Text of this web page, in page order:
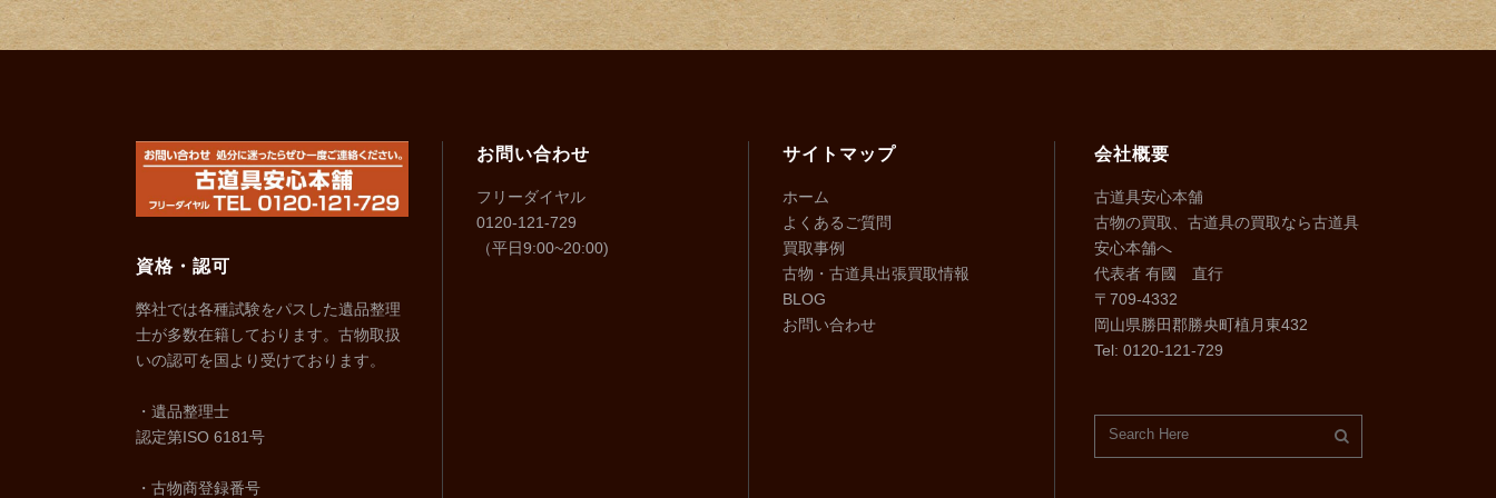
資格・認可
弊社では各種試験をパスした遺品整理
士が多数在籍しております。古物取扱
いの認可を国より受けております。
・遺品整理士
認定第ISO 6181号
・古物商登録番号
お問い合わせ
フリーダイヤル
0120-121-729
（平日9:00~20:00)
サイトマップ
ホーム
よくあるご質問
買取事例
古物・古道具出張買取情報
BLOG
お問い合わせ
会社概要
古道具安心本舗
古物の買取、古道具の買取なら古道具
安心本舗へ
代表者 有國 直行
〒709-4332
岡山県勝田郡勝央町植月東432
Tel: 0120-121-729